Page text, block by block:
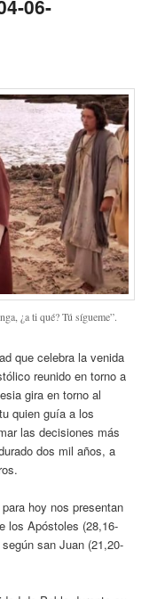
06-
¿a ti qué? Tú sígueme”.
que celebra la venida
reunido en torno a
gira en torno al
quien guía a los
las decisiones más
dos mil años, a
hoy nos presentan
los Apóstoles (28,16-
san Juan (21,20-